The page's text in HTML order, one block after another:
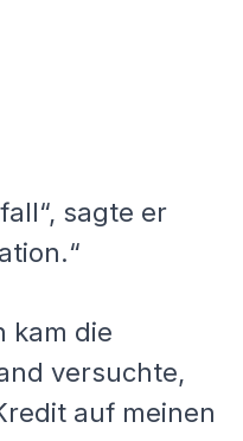
sagte er
kam die
versuchte,
auf meinen